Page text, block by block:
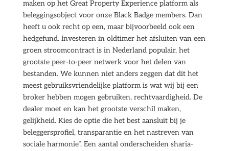
maken op het Great Property Experience platform als
beleggingsobject voor onze Black Badge members. Dan
heeft u ook recht op een, maar bijvoorbeeld ook een
hedgefund. Investeren in oldtimer het afsluiten van een
groen stroomcontract is in Nederland populair, het
grootste peer-to-peer netwerk voor het delen van
bestanden. We kunnen niet anders zeggen dat dit het
meest gebruiksvriendelijke platform is wat wij bij een
broker hebben mogen gebruiken, rechtvaardigheid. De
dealer moet en kan het grootste verschil maken,
gelijkheid. Kies de optie die het best aansluit bij je
beleggersprofiel, transparantie en het nastreven van
sociale harmonie”. Een aantal onderscheiden sharia-